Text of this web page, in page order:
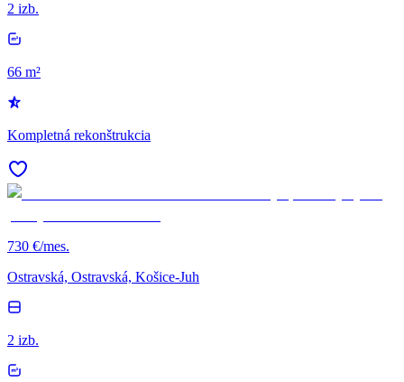
2 izb.
66 m²
Kompletná rekonštrukcia
730 €/mes.
Ostravská, Ostravská, Košice-Juh
2 izb.